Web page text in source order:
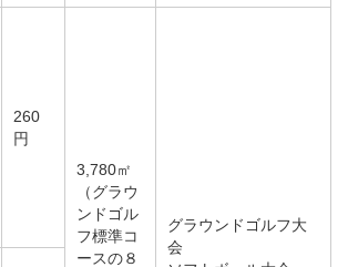
260
円
3,780㎡
（グラウ
ンドゴル
フ標準コ
ースの８
グラウンドゴルフ大
会